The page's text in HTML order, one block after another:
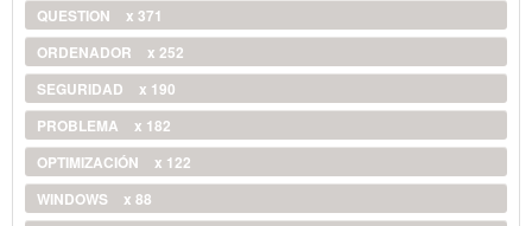
QUESTION
x 371
ORDENADOR
x 252
SEGURIDAD
x 190
PROBLEMA
x 182
OPTIMIZACIÓN
x 122
WINDOWS
x 88